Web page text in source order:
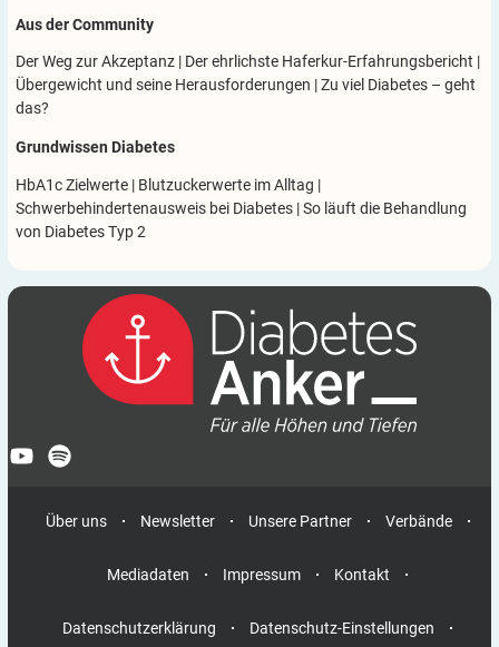
Aus der Community
Der Weg zur Akzeptanz | Der ehrlichste Haferkur-Erfahrungsbericht |
Übergewicht und seine Herausforderungen |Zu viel Diabetes – geht
das?
Grundwissen Diabetes
HbA1c Zielwerte | Blutzuckerwerte im Alltag |
Schwerbehindertenausweis bei Diabetes |So läuft die Behandlung
von Diabetes Typ 2
Über uns Newsletter Unsere Partner Verbände
Mediadaten Impressum Kontakt
Datenschutzerklärung Datenschutz-Einstellungen